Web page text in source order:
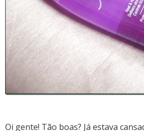
Oi gente! Tão boas? Já estava